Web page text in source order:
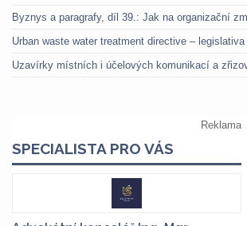
Byznys a paragrafy, díl 39.: Jak na organizační
Urban waste water treatment directive –
Uzavírky místních i účelových komunikací a